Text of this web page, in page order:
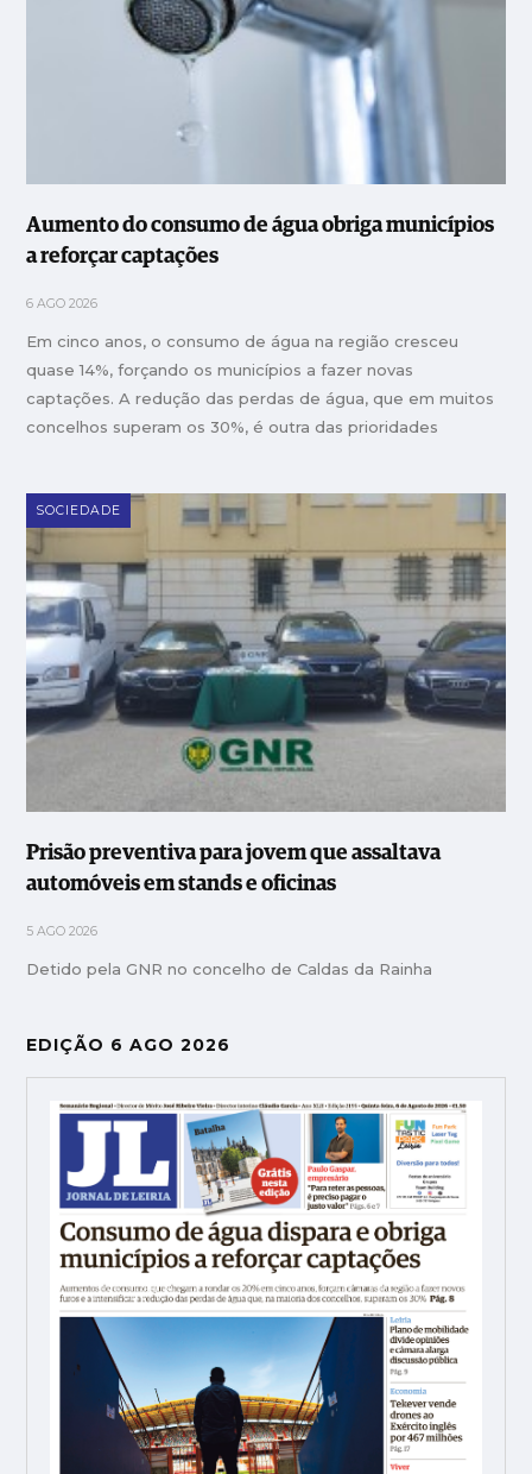
Aumento do consumo de água obriga municípios
a reforçar captações
6 AGO 2026
Em cinco anos, o consumo de água na região cresceu
quase 14%, forçando os municípios a fazer novas
captações. A redução das perdas de água, que em muitos
concelhos superam os 30%, é outra das prioridades
SOCIEDADE
Prisão preventiva para jovem que assaltava
automóveis em stands e oficinas
5 AGO 2026
Detido pela GNR no concelho de Caldas da Rainha
EDIÇÃO 6 AGO 2026